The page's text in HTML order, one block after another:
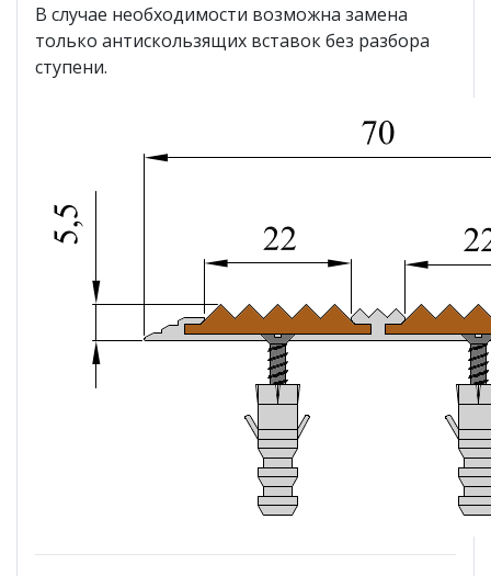
В случае необходимости возможна замена
только антискользящих вставок без разбора
ступени.